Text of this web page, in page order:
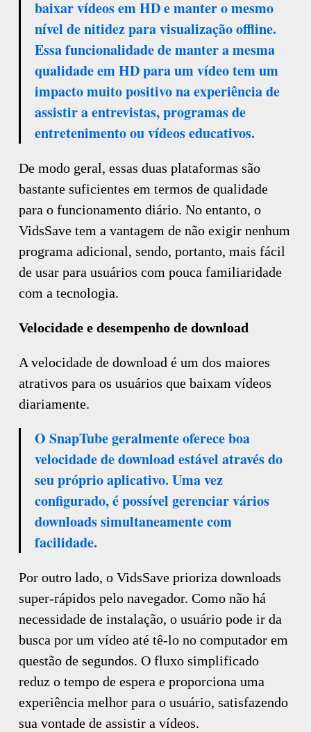
baixar vídeos em HD e manter o mesmo
nível de nitidez para visualização offline.
Essa funcionalidade de manter a mesma
qualidade em HD para um vídeo tem um
impacto muito positivo na experiência de
assistir a entrevistas, programas de
entretenimento ou vídeos educativos.
De modo geral, essas duas plataformas são
bastante suficientes em termos de qualidade
para o funcionamento diário. No entanto, o
VidsSave tem a vantagem de não exigir nenhum
programa adicional, sendo, portanto, mais fácil
de usar para usuários com pouca familiaridade
com a tecnologia.
Velocidade e desempenho de download
A velocidade de download é um dos maiores
atrativos para os usuários que baixam vídeos
diariamente.
O SnapTube geralmente oferece boa
velocidade de download estável através do
seu próprio aplicativo. Uma vez
configurado, é possível gerenciar vários
downloads simultaneamente com
facilidade.
Por outro lado, o VidsSave prioriza downloads
super-rápidos pelo navegador. Como não há
necessidade de instalação, o usuário pode ir da
busca por um vídeo até tê-lo no computador em
questão de segundos. O fluxo simplificado
reduz o tempo de espera e proporciona uma
experiência melhor para o usuário, satisfazendo
sua vontade de assistir a vídeos.